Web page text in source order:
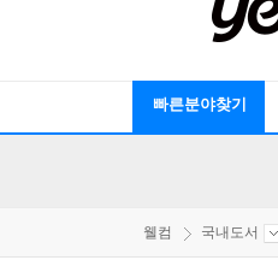
빠른분야찾기
웰컴 국내도서